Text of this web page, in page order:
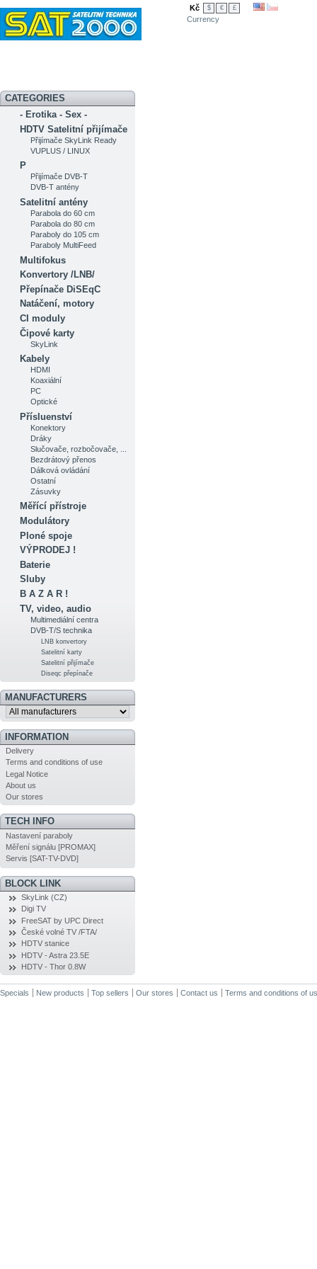
Kč $ € £
Currency
CATEGORIES
- Erotika - Sex -
HDTV Satelitní přijímače
Přijímače SkyLink Ready
VUPLUS / LINUX
P
Přijímače DVB-T
DVB-T antény
Satelitní antény
Parabola do 60 cm
Parabola do 80 cm
Paraboly do 105 cm
Paraboly MultiFeed
Multifokus
Konvertory /LNB/
Přepínače DiSEqC
Natáčení, motory
CI moduly
Čipové karty
SkyLink
Kabely
HDMI
Koaxiální
PC
Optické
Přísluenství
Konektory
Dráky
Slučovače, rozbočovače, ...
Bezdrátový přenos
Dálková ovládání
Ostatní
Zásuvky
Měřící přístroje
Modulátory
Ploné spoje
VÝPRODEJ !
Baterie
Sluby
B A Z A R !
TV, video, audio
Multimediální centra
DVB-T/S technika
LNB konvertory
Satelitní karty
Satelitní přijímače
Diseqc přepínače
MANUFACTURERS
INFORMATION
Delivery
Terms and conditions of use
Legal Notice
About us
Our stores
TECH INFO
Nastavení paraboly
Měření signálu [PROMAX]
Servis [SAT-TV-DVD]
BLOCK LINK
SkyLink (CZ)
Digi TV
FreeSAT by UPC Direct
České volné TV /FTA/
HDTV stanice
HDTV - Astra 23.5E
HDTV - Thor 0.8W
Specials New products Top sellers Our stores Contact us Terms and conditions of